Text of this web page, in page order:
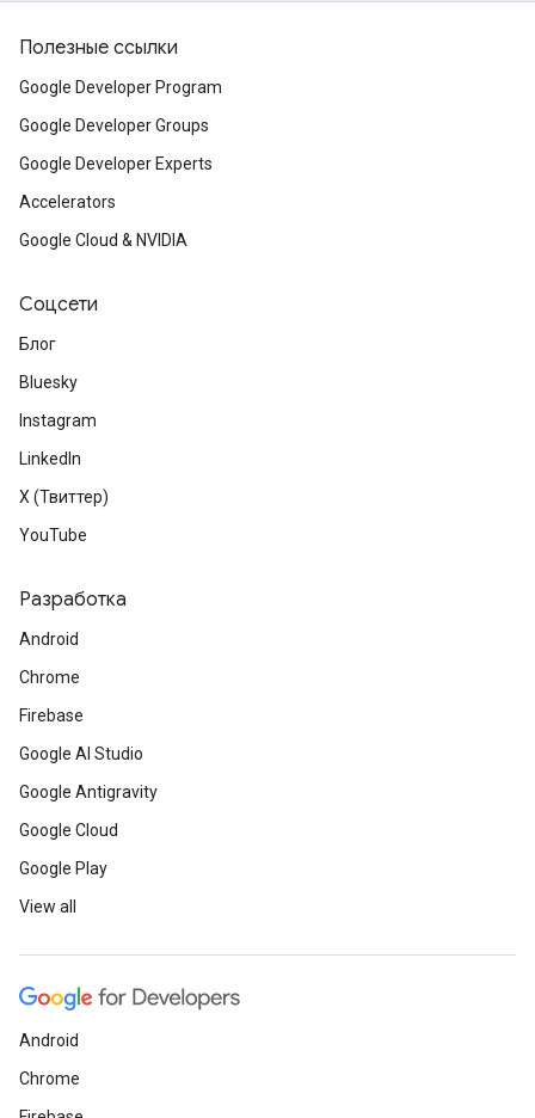
Полезные ссылки
Google Developer Program
Google Developer Groups
Google Developer Experts
Accelerators
Google Cloud & NVIDIA
Соцсети
Блог
Bluesky
Instagram
LinkedIn
X (Твиттер)
YouTube
Разработка
Android
Chrome
Firebase
Google AI Studio
Google Antigravity
Google Cloud
Google Play
View all
Android
Chrome